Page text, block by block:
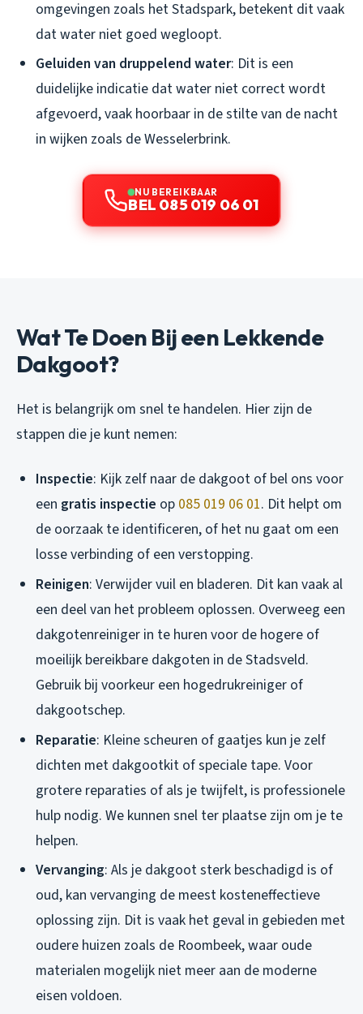
omgevingen zoals het Stadspark, betekent dit vaak
dat water niet goed wegloopt.
Geluiden van druppelend water: Dit is een
duidelijke indicatie dat water niet correct wordt
afgevoerd, vaak hoorbaar in de stilte van de nacht
in wijken zoals de Wesselerbrink.
NU BEREIKBAAR
BEL 085 019 06 01
Wat Te Doen Bij een Lekkende
Dakgoot?
Het is belangrijk om snel te handelen. Hier zijn de
stappen die je kunt nemen:
Inspectie: Kijk zelf naar de dakgoot of bel ons voor
een gratis inspectie op 085 019 06 01. Dit helpt om
de oorzaak te identificeren, of het nu gaat om een
losse verbinding of een verstopping.
Reinigen: Verwijder vuil en bladeren. Dit kan vaak al
een deel van het probleem oplossen. Overweeg een
dakgotenreiniger in te huren voor de hogere of
moeilijk bereikbare dakgoten in de Stadsveld.
Gebruik bij voorkeur een hogedrukreiniger of
dakgootschep.
Reparatie: Kleine scheuren of gaatjes kun je zelf
dichten met dakgootkit of speciale tape. Voor
grotere reparaties of als je twijfelt, is professionele
hulp nodig. We kunnen snel ter plaatse zijn om je te
helpen.
Vervanging: Als je dakgoot sterk beschadigd is of
oud, kan vervanging de meest kosteneffectieve
oplossing zijn. Dit is vaak het geval in gebieden met
oudere huizen zoals de Roombeek, waar oude
materialen mogelijk niet meer aan de moderne
eisen voldoen.